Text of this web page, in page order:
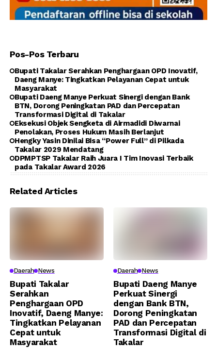
Pos-Pos Terbaru
Bupati Takalar Serahkan Penghargaan OPD Inovatif,
Daeng Manye: Tingkatkan Pelayanan Cepat untuk
Masyarakat
Bupati Daeng Manye Perkuat Sinergi dengan Bank
BTN, Dorong Peningkatan PAD dan Percepatan
Transformasi Digital di Takalar
Eksekusi Objek Sengketa di Airmadidi Diwarnai
Penolakan, Proses Hukum Masih Berlanjut
Hengky Yasin Dinilai Bisa “Power Full” di Pilkada
Takalar 2029 Mendatang
DPMPTSP Takalar Raih Juara I Tim Inovasi Terbaik
pada Takalar Award 2026
Related Articles
Daerah News
Bupati Takalar
Serahkan
Penghargaan OPD
Inovatif, Daeng Manye:
Tingkatkan Pelayanan
Cepat untuk
Masyarakat
Daerah News
Bupati Daeng Manye
Perkuat Sinergi
dengan Bank BTN,
Dorong Peningkatan
PAD dan Percepatan
Transformasi Digital di
Takalar